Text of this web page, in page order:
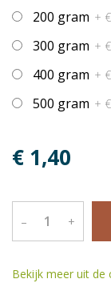
200 gram +
300 gram +
400 gram +
500 gram +
€ 1,40
– +
Bekijk meer uit de